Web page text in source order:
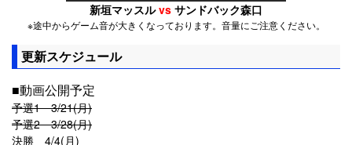
新垣マッスルvs サンドバック森口
※途中からゲーム音が大きくなっております。音量にご注意ください。
更新スケジュール
■動画公開予定
予選1 3/21(月)
予選2 3/28(月)
決勝 4/4(月)